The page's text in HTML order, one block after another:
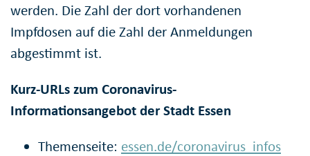
werden. Die Zahl der dort vorhandenen
Impfdosen auf die Zahl der Anmeldungen
abgestimmt ist.
Kurz-URLs zum Coronavirus-
Informationsangebot der Stadt Essen
Themenseite: essen.de/coronavirus_infos